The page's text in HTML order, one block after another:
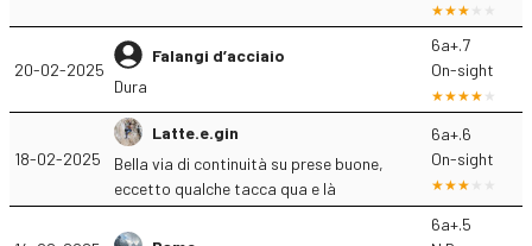
20-02-2025
Falangi d’acciaio
Dura
6a+.7
On-sight
18-02-2025
Latte.e.gin
Bella via di continuità su prese buone,
eccetto qualche tacca qua e là
6a+.6
On-sight
6a+.5